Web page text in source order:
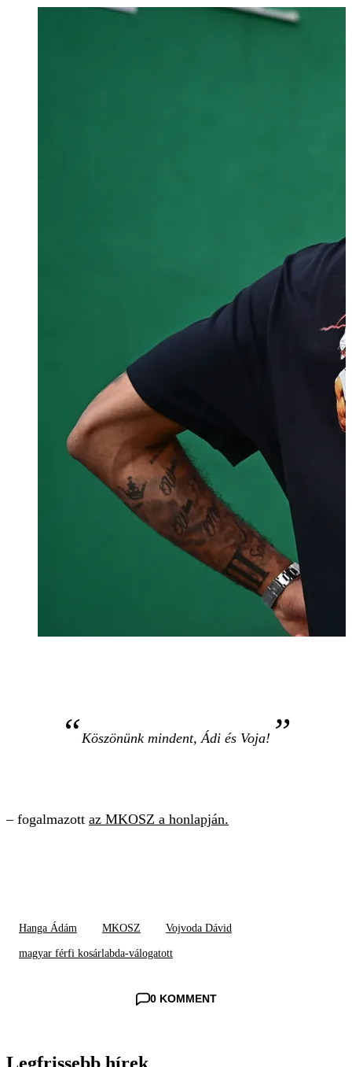
Köszönünk mindent, Ádi és Voja!
– fogalmazott az MKOSZ a honlapján.
Hanga Ádám MKOSZ Vojvoda Dávid
magyar férfi kosárlabda-válogatott
0 KOMMENT